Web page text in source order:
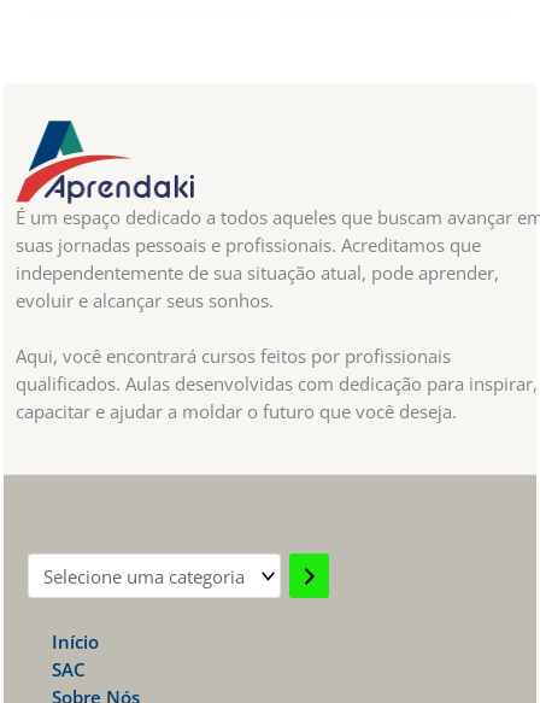
É um espaço dedicado a todos aqueles que buscam avançar
suas jornadas pessoais e profissionais. Acreditamos que
independentemente de sua situação atual, pode aprender,
evoluir e alcançar seus sonhos.
Aqui, você encontrará cursos feitos por profissionais
qualificados. Aulas desenvolvidas com dedicação para inspirar,
capacitar e ajudar a moldar o futuro que você deseja.
Selecione
categoria
Início
SAC
Sobre Nós